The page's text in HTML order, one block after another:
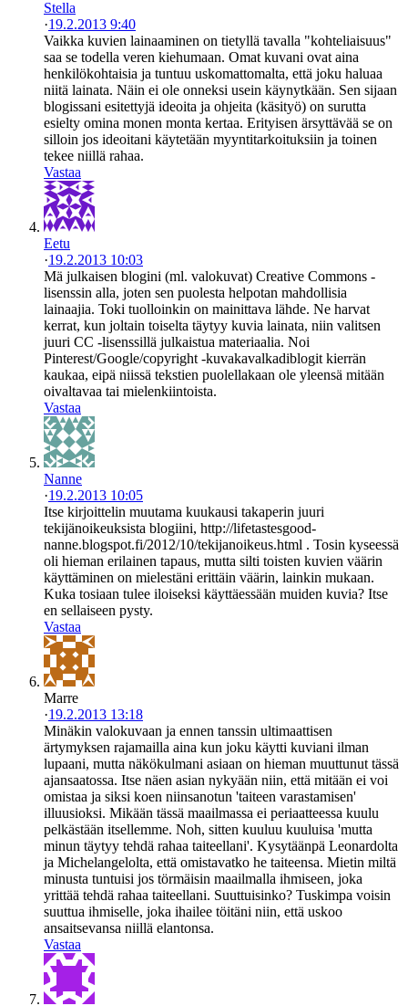
Stella
·19.2.2013 9:40
Vaikka kuvien lainaaminen on tietyllä tavalla "kohteliaisuus"
saa se todella veren kiehumaan. Omat kuvani ovat aina
henkilökohtaisia ja tuntuu uskomattomalta, että joku haluaa
niitä lainata. Näin ei ole onneksi usein käynytkään. Sen sijaan
blogissani esitettyjä ideoita ja ohjeita (käsityö) on surutta
esielty omina monen monta kertaa. Erityisen ärsyttävää se on
silloin jos ideoitani käytetään myyntitarkoituksiin ja toinen
tekee niillä rahaa.
Vastaa
Eetu
·19.2.2013 10:03
Mä julkaisen blogini (ml. valokuvat) Creative Commons -
lisenssin alla, joten sen puolesta helpotan mahdollisia
lainaajia. Toki tuolloinkin on mainittava lähde. Ne harvat
kerrat, kun joltain toiselta täytyy kuvia lainata, niin valitsen
juuri CC -lisenssillä julkaistua materiaalia. Noi
Pinterest/Google/copyright -kuvakavalkadiblogit kierrän
kaukaa, eipä niissä tekstien puolellakaan ole yleensä mitään
oivaltavaa tai mielenkiintoista.
Vastaa
Nanne
·19.2.2013 10:05
Itse kirjoittelin muutama kuukausi takaperin juuri
tekijänoikeuksista blogiini, http://lifetastesgood-
nanne.blogspot.fi/2012/10/tekijanoikeus.html . Tosin kyseessä
oli hieman erilainen tapaus, mutta silti toisten kuvien väärin
käyttäminen on mielestäni erittäin väärin, lainkin mukaan.
Kuka tosiaan tulee iloiseksi käyttäessään muiden kuvia? Itse
en sellaiseen pysty.
Vastaa
Marre
·19.2.2013 13:18
Minäkin valokuvaan ja ennen tanssin ultimaattisen
ärtymyksen rajamailla aina kun joku käytti kuviani ilman
lupaani, mutta näkökulmani asiaan on hieman muuttunut tässä
ajansaatossa. Itse näen asian nykyään niin, että mitään ei voi
omistaa ja siksi koen niinsanotun 'taiteen varastamisen'
illuusioksi. Mikään tässä maailmassa ei periaatteessa kuulu
pelkästään itsellemme. Noh, sitten kuuluu kuuluisa 'mutta
minun täytyy tehdä rahaa taiteellani'. Kysytäänpä Leonardolta
ja Michelangelolta, että omistavatko he taiteensa. Mietin miltä
minusta tuntuisi jos törmäisin maailmalla ihmiseen, joka
yrittää tehdä rahaa taiteellani. Suuttuisinko? Tuskimpa voisin
suuttua ihmiselle, joka ihailee töitäni niin, että uskoo
ansaitsevansa niillä elantonsa.
Vastaa